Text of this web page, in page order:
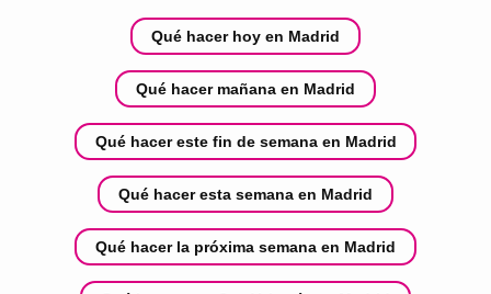
Qué hacer hoy en Madrid
Qué hacer mañana en Madrid
Qué hacer este fin de semana en Madrid
Qué hacer esta semana en Madrid
Qué hacer la próxima semana en Madrid